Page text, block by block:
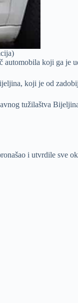
koji ga je
koji je od
tužilaštva
i utvrdile sve